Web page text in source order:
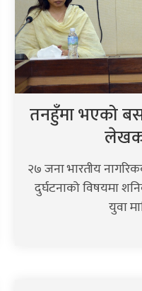
तनहुँमा भएको बस
लेखक
२७ जना भारतीय
दुर्घटनाको विषयमा
युवा